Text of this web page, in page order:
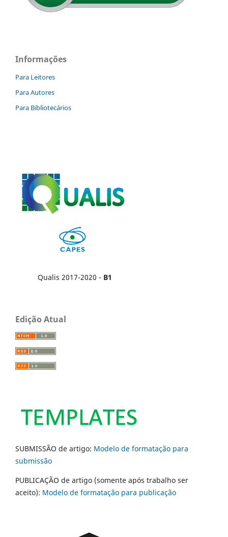
Informações
Para Leitores
Para Autores
Para Bibliotecários
Qualis 2017-2020 - B1
Edição Atual
SUBMISSÃO de artigo: Modelo de formatação para
submissão
PUBLICAÇÃO de artigo (somente após trabalho ser
aceito): Modelo de formatação para publicação